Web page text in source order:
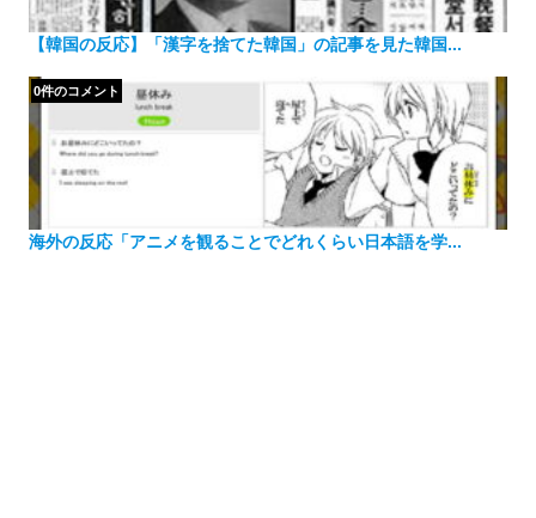
【韓国の反応】「漢字を捨てた韓国」の記事を見た韓国...
海外の反応「アニメを観ることでどれくらい日本語を学...
0件のコメント